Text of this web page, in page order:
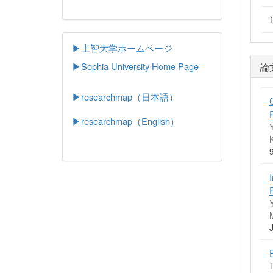
論
▶上智大学ホームページ
▶Sophia University Home Page
▶researchmap（日本語）
▶researchmap（English）